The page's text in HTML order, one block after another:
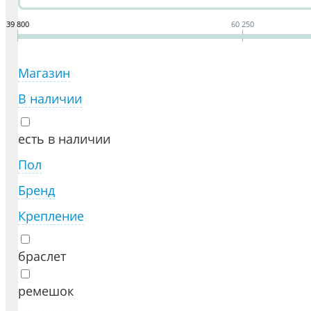
39 800 60 250
Магазин
В наличии
есть в наличии
Пол
Бренд
Крепление
браслет
ремешок